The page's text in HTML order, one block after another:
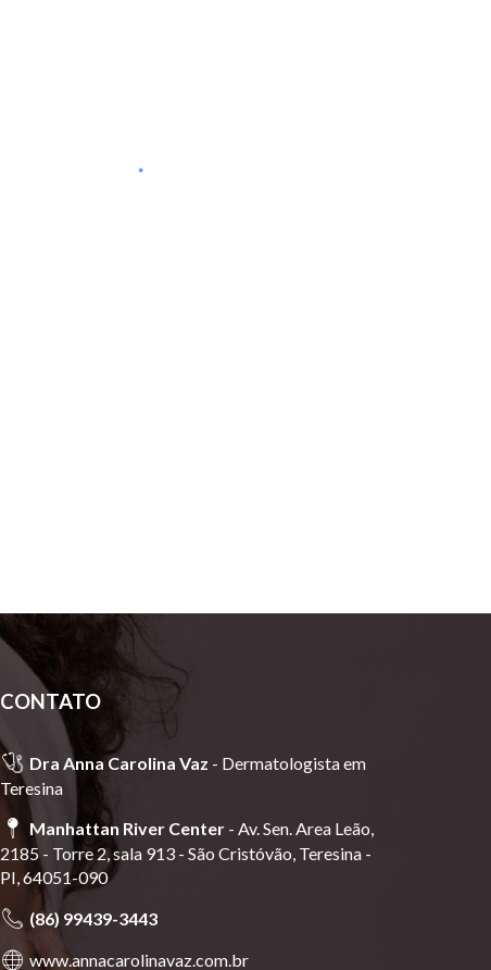
CONTATO
🩺 Dra Anna Carolina Vaz - Dermatologista em
Teresina
📍 Manhattan River Center - Av. Sen. Area Leão,
2185 - Torre 2, sala 913 - São Cristóvão, Teresina -
PI, 64051-090
📞 (86) 99439-3443
🌐 www.annacarolinavaz.com.br